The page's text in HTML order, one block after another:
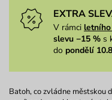
EXTRA
V rámci
slevu −15 % s
do pondělí
Batoh, co zvládne městskou